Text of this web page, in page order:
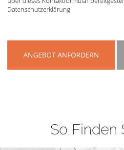
Datenschutzerklärung
ANGEBOT ANFORDERN
So Finden